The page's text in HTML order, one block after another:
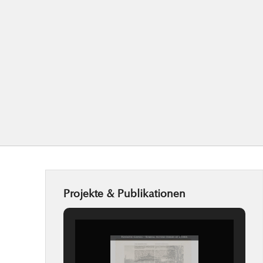
Projekte & Publikationen